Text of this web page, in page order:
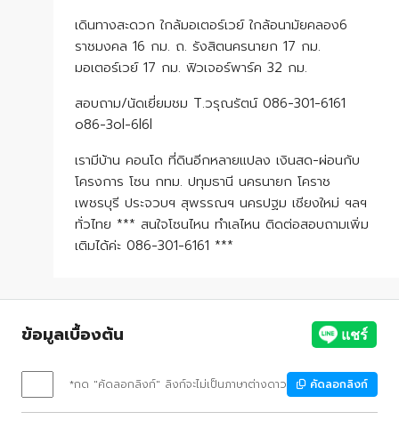
เดินทางสะดวก ใกล้มอเตอร์เวย์ ใกล้อนามัยคลอง6
ราชมงคล 16 กม. ถ. รังสิตนครนายก 17 กม.
มอเตอร์เวย์ 17 กม. ฟิวเจอร์พาร์ค 32 กม.
สอบถาม/นัดเยี่ยมชม T.วรุณรัตน์ 086-301-6161
o86-3ol-6l6l
เรามีบ้าน คอนโด ที่ดินอีกหลายแปลง เงินสด-ผ่อนกับ
โครงการ โซน กทม. ปทุมธานี นครนายก โคราช
เพชรบุรี ประจวบฯ สุพรรณฯ นครปฐม เชียงใหม่ ฯลฯ
ทั่วไทย *** สนใจโซนไหน ทำเลไหน ติดต่อสอบถามเพิ่ม
เติมได้ค่ะ 086-301-6161 ***
ข้อมูลเบื้องต้น
*กด "คัดลอกลิงก์" ลิงก์จะไม่เป็นภาษาต่างดาว คัดลอกลิงก์